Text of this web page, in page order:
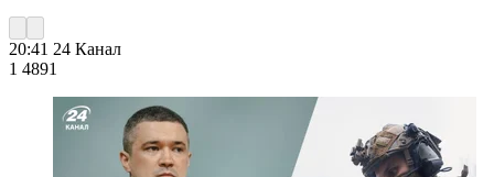
20:41 24 Канал
1 4891